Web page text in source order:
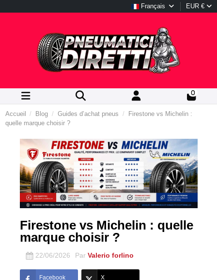
Français EUR €
0
Accueil Blog Guides d’achat pneus
Firestone vs Michelin :
quelle marque choisir ?
Firestone vs Michelin : quelle
marque choisir ?
22/06/2026 Par Valerio forlino
Facebook X